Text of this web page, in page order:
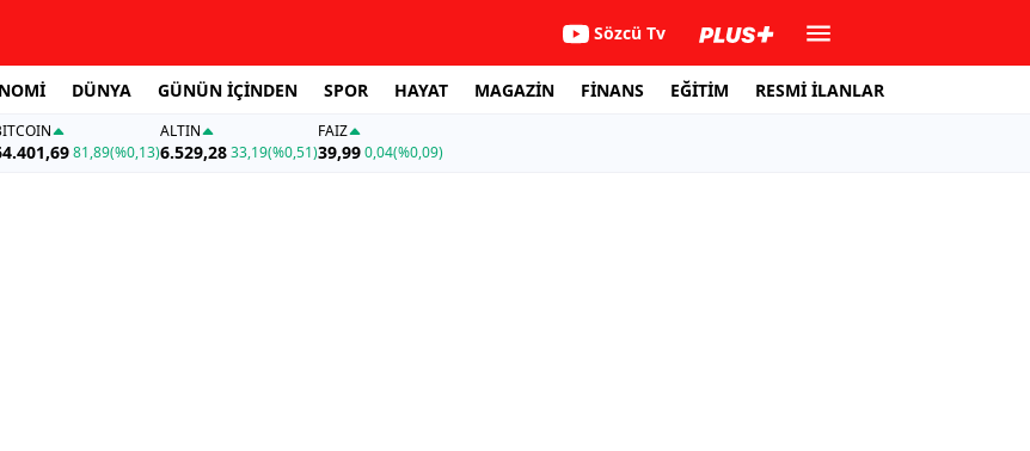
Sözcü Tv
DÜNYA GÜNÜN İÇİNDEN SPOR HAYAT MAGAZİN FİNANS EĞİTİM RESMİ İLANLAR
81,89(%0,13)
ALTIN
6.529,2833,19(%0,51)
FAİZ
39,990,04(%0,09)